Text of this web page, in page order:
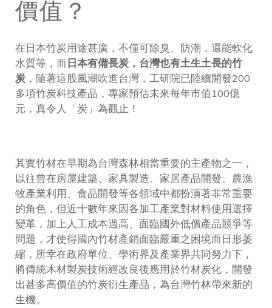
價值？
在日本竹炭用途甚廣，不僅可除臭、防潮，還能軟化
水質等，而日本有備長炭，台灣也有土生土長的竹
炭 ，隨著這股風潮吹進台灣，工研院已陸續開發200
多項竹炭科技產品，專家預估未來每年市值100億
元，真令人「炭」為觀止！
其實竹材在早期為台灣森林相當重要的主產物之一，
以往曾在房屋建築、家具製造、家居產品開發、農漁
牧產業利用、食品開發等各領域中都扮演著非常重要
的角色，但近十數年來因各加工產業對材料使用選擇
變革，加上人工成本過高、面臨國外低價產品競爭等
問題，才使得國內竹材產銷面臨嚴重之困境而日形萎
縮，所幸在政府單位、學術界及產業界共同努力下，
將傳統木材製炭技術經改良後應用於竹材炭化，開發
出甚多高價值的竹炭衍生產品，為台灣竹林帶來新的
生機。